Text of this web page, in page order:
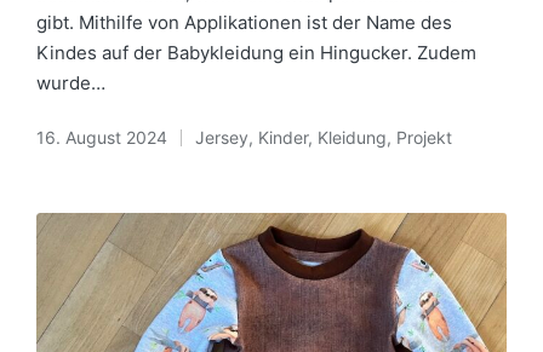
gibt. Mithilfe von Applikationen ist der Name des
Kindes auf der Babykleidung ein Hingucker. Zudem
wurde…
16. August 2024
Posted
Jersey, Kinder, Kleidung, Projekt